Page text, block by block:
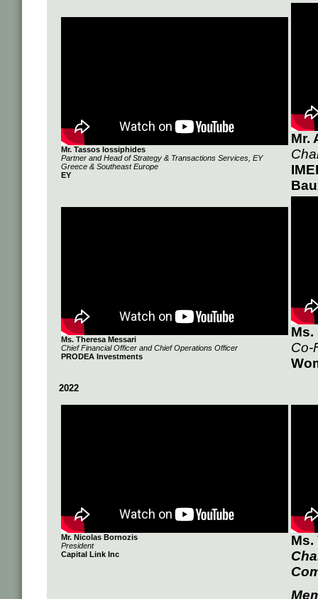
Mr. Tassos Iossiphides
Partner and Head of Strategy & Transactions Services, EY
Greece & Southeast Europe
ΕΥ
Mr.
Ms. Theresa Messari
Chief Financial Officer and Chief Operations Officer
PRODEA Investments
Ms.
Co-
2022
Mr. Nicolas Bornozis
President
Capital Link Inc
Ms.